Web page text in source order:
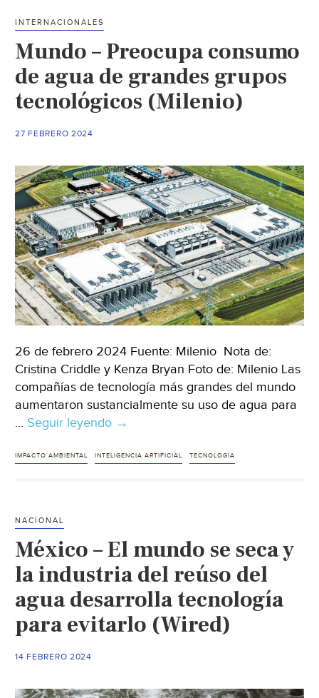
ejes
debate
en
(Industriambiente)
INTERNACIONALES
Mundo – Preocupa consumo
de agua de grandes grupos
tecnológicos (Milenio)
27 FEBRERO 2024
26 de febrero 2024 Fuente: Milenio Nota de:
Cristina Criddle y Kenza Bryan Foto de: Milenio Las
compañías de tecnología más grandes del mundo
aumentaron sustancialmente su uso de agua para
… Seguir leyendo Mundo
Preocupa
grandes
grupos
tecnológicos
(Milenio)
→
IMPACTO AMBIENTAL INTELIGENCIA ARTIFICIAL TECNOLOGÍA
NACIONAL
México – El mundo se seca y
la industria del reúso del
agua desarrolla tecnología
para evitarlo (Wired)
14 FEBRERO 2024